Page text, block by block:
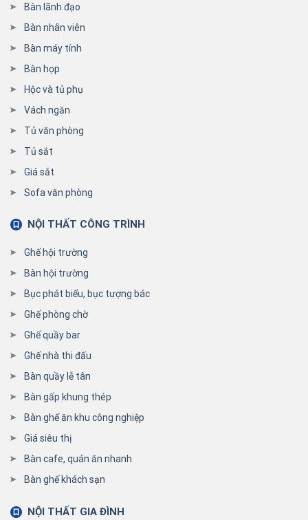
Bàn lãnh đạo
Bàn nhân viên
Bàn máy tính
Bàn họp
Hộc và tủ phụ
Vách ngăn
Tủ văn phòng
Tủ sắt
Giá sắt
Sofa văn phòng
NỘI THẤT CÔNG TRÌNH
Ghế hội trường
Bàn hội trường
Bục phát biểu, bục tượng bác
Ghế phòng chờ
Ghế quầy bar
Ghế nhà thi đấu
Bàn quầy lễ tân
Bàn gấp khung thép
Bàn ghế ăn khu công nghiệp
Giá siêu thị
Bàn cafe, quán ăn nhanh
Bàn ghế khách sạn
NỘI THẤT GIA ĐÌNH